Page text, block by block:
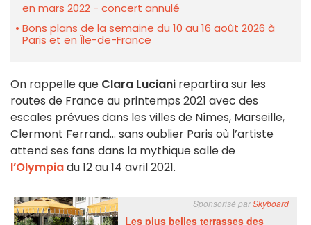
en mars 2022 - concert annulé
Bons plans de la semaine du 10 au 16 août 2026 à
Paris et en Île-de-France
On rappelle que Clara Luciani repartira sur les
routes de France au printemps 2021 avec des
escales prévues dans les villes de Nîmes, Marseille,
Clermont Ferrand… sans oublier Paris où l’artiste
attend ses fans dans la mythique salle de
l’Olympiadu 12 au 14 avril 2021.